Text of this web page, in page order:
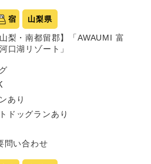
宿 山梨県
山梨・南都留郡】「AWAUMI 富
口湖リゾート」
あり
ドッグランあり
問い合わせ